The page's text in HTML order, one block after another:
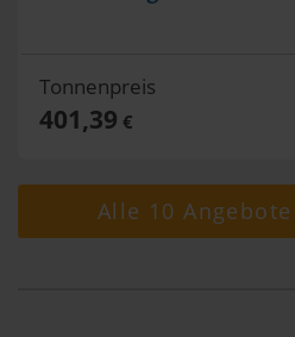
Tonnenpreis
401,39 €
Alle 10